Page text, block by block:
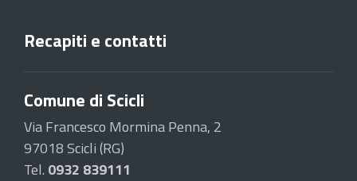
Recapiti e contatti
Comune di Scicli
Via Francesco Mormina Penna, 2
97018 Scicli (RG)
Tel. 0932 839111